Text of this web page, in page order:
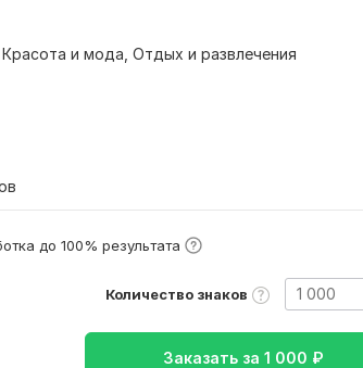
Красота и мода, Отдых и развлечения
до 100% результата
Количество знаков
Заказать за 1 000 ₽